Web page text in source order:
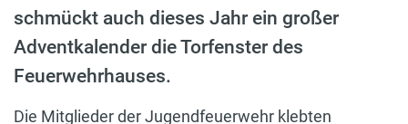
schmückt auch dieses Jahr ein großer
Adventkalender die Torfenster des
Feuerwehrhauses.
Die Mitglieder der Jugendfeuerwehr klebten